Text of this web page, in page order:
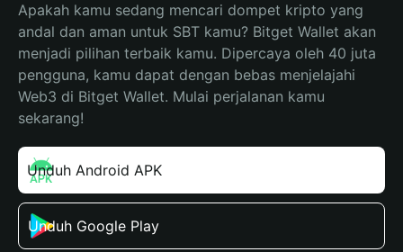
Apakah kamu sedang mencari dompet kripto yang
andal dan aman untuk SBT kamu? Bitget Wallet akan
menjadi pilihan terbaik kamu. Dipercaya oleh 40 juta
pengguna, kamu dapat dengan bebas menjelajahi
Web3 di Bitget Wallet. Mulai perjalanan kamu
sekarang!
Unduh Android APK
Unduh Google Play